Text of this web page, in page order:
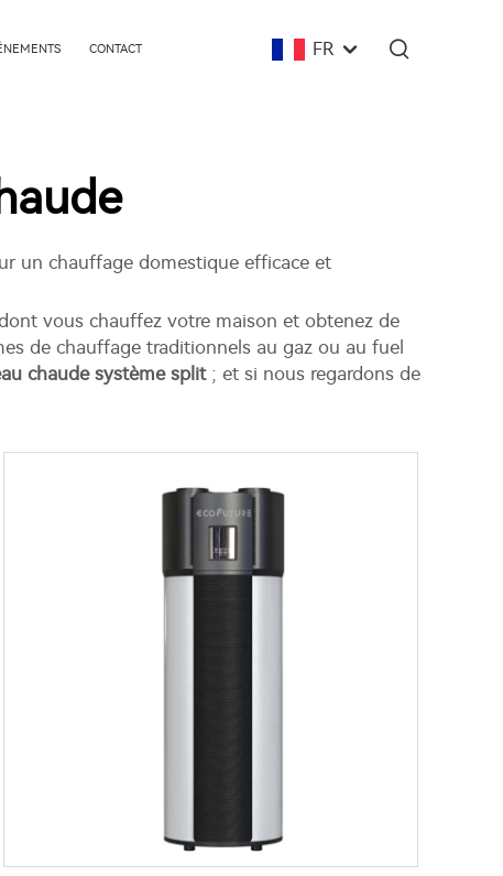
CONTACT FR
un chauffage domestique efficace et
vous chauffez votre maison et obtenez de
de chauffage traditionnels au gaz ou au fuel
chaude système split ; et si nous regardons de